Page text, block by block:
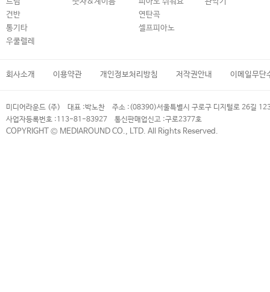
건반
통기타
우쿨렐레
연탄곡
셀프피아노
회사소개 이용약관 개인정보처리방침 저작권안내 이메일무단
미디어라운드 (주) 대표 :박노찬 주소 : (08390)서울특별시 구로구 디지털로 26길
사업자등록번호 :113-81-83927 통신판매업신고 :구로2377호
COPYRIGHT © MEDIAROUND CO., LTD. All Rights Reserved.